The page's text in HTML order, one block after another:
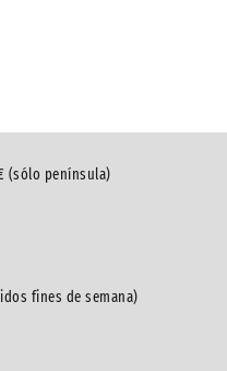
(sólo península)
fines de semana)